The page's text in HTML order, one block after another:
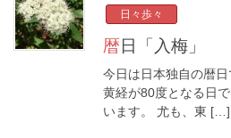
日々歩々
暦日「入梅」
今日は日本独自の暦日
黄経が80度となる日
います。 尤も、東 […]